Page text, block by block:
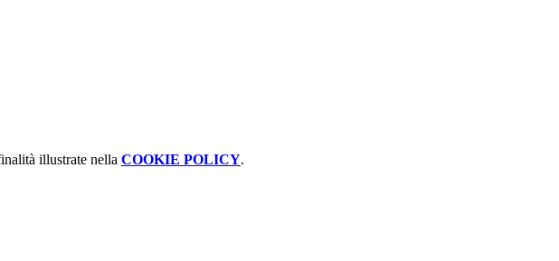
illustrate nella COOKIE POLICY.